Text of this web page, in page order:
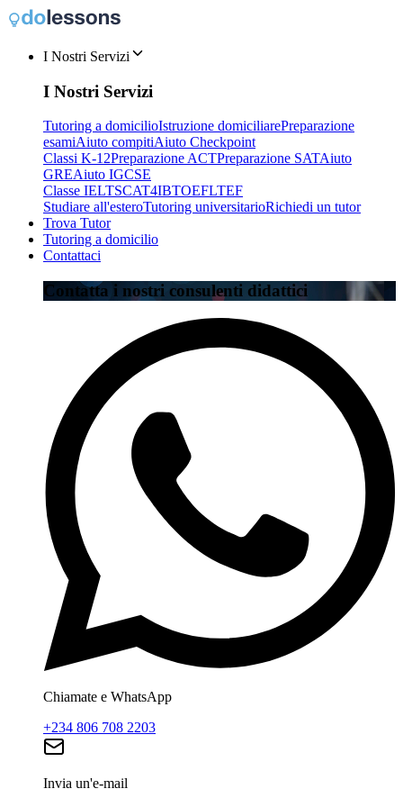
I Nostri Servizi
I Nostri Servizi
Tutoring a domicilioIstruzione domiciliarePreparazione
esamiAiuto compitiAiuto Checkpoint
Classi K-12Preparazione ACTPreparazione SATAiuto
GREAiuto IGCSE
Classe IELTSCAT4IBTOEFLTEF
Studiare all'esteroTutoring universitarioRichiedi un tutor
Trova Tutor
Tutoring a domicilio
Contattaci
Contatta i nostri consulenti didattici
Chiamate e WhatsApp
+234 806 708 2203
Invia un'e-mail